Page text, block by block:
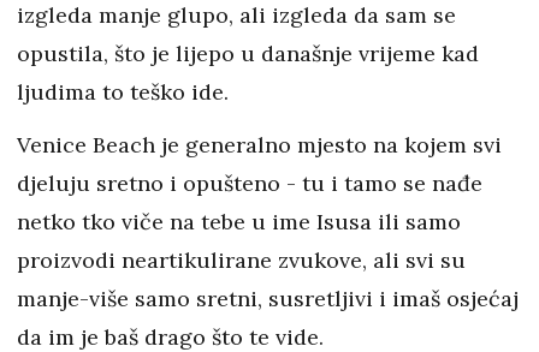
izgleda manje glupo, ali izgleda da sam se
opustila, što je lijepo u današnje vrijeme kad
ljudima to teško ide.
Venice Beach je generalno mjesto na kojem svi
djeluju sretno i opušteno - tu i tamo se nađe
netko tko viče na tebe u ime Isusa ili samo
proizvodi neartikulirane zvukove, ali svi su
manje-više samo sretni, susretljivi i imaš osjećaj
da im je baš drago što te vide.